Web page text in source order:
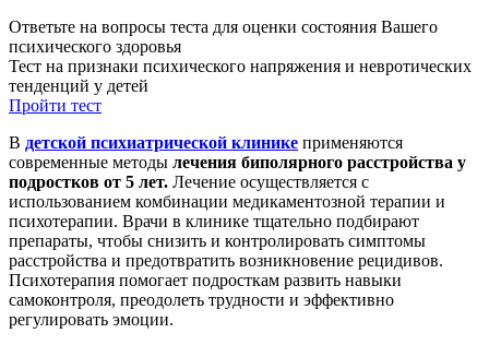
Ответьте на вопросы теста для оценки состояния Вашего
психического здоровья
Тест на признаки психического напряжения и невротических
тенденций у детей
Пройти тест
В детской психиатрической клинике применяются
современные методы лечения биполярного расстройства у
подростков от 5 лет. Лечение осуществляется с
использованием комбинации медикаментозной терапии и
психотерапии. Врачи в клинике тщательно подбирают
препараты, чтобы снизить и контролировать симптомы
расстройства и предотвратить возникновение рецидивов.
Психотерапия помогает подросткам развить навыки
самоконтроля, преодолеть трудности и эффективно
регулировать эмоции.